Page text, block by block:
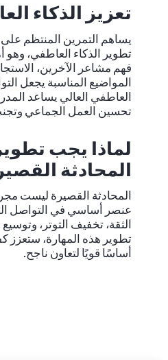
تعزيز الذكاء
يساهم التمرين المنتظم
تطوير الذكاء العاطفي،
فهم مشاعر الآخرين،
المواضيع المناسبة يجعل
العاطفي العالي يساعد
تحسين العمل الجماعي
لماذا يجب
المحادثة
المحادثة القصيرة ليست
عنصر أساسي في التواصل
الثقة، تخفيف التوتر،
تطوير هذه المهارة، ستعزز
أساسًا قويًا لتعاون ناجح.